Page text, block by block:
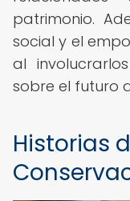
patrimonio.
social y el
al
sobre el futuro
Historias